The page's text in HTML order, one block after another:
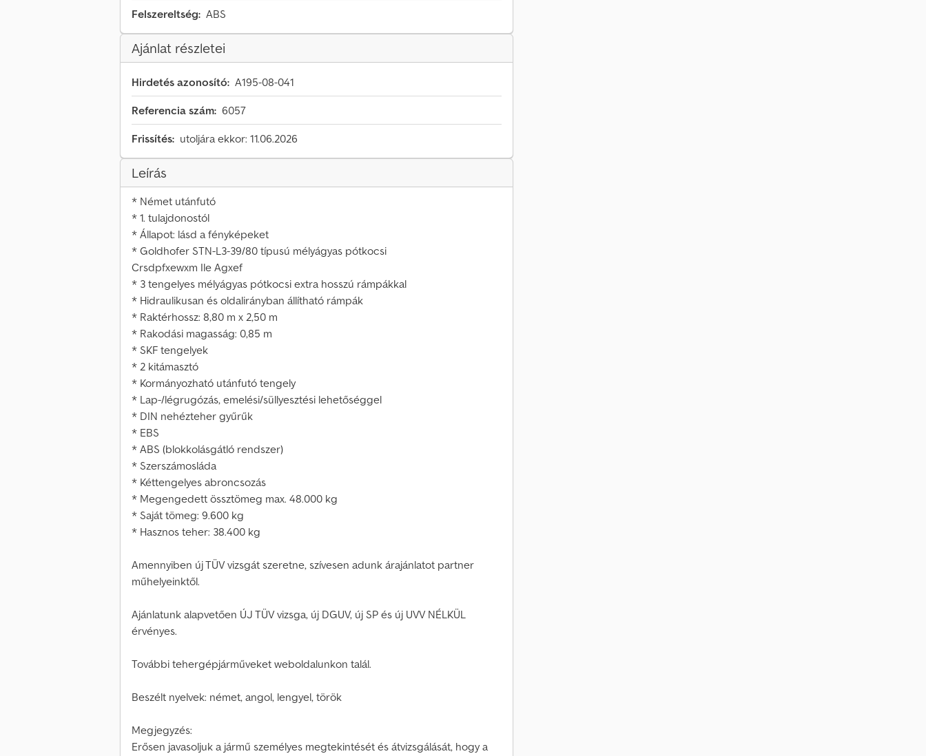
Felszereltség: ABS
Ajánlat részletei
Hirdetés azonosító: A195-08-041
Referencia szám: 6057
Frissítés: utoljára ekkor: 11.06.2026
Leírás
* Német utánfutó
* 1. tulajdonostól
* Állapot: lásd a fényképeket
* Goldhofer STN-L3-39/80 típusú mélyágyas pótkocsi
Crsdpfxewxm Ile Agxef
* 3 tengelyes mélyágyas pótkocsi extra hosszú rámpákkal
* Hidraulikusan és oldalirányban állítható rámpák
* Raktérhossz: 8,80 m x 2,50 m
* Rakodási magasság: 0,85 m
* SKF tengelyek
* 2 kitámasztó
* Kormányozható utánfutó tengely
* Lap-/légrugózás, emelési/süllyesztési lehetőséggel
* DIN nehézteher gyűrűk
* EBS
* ABS (blokkolásgátló rendszer)
* Szerszámosláda
* Kéttengelyes abroncsozás
* Megengedett össztömeg max. 48.000 kg
* Saját tömeg: 9.600 kg
* Hasznos teher: 38.400 kg
Amennyiben új TÜV vizsgát szeretne, szívesen adunk árajánlatot partner
műhelyeinktől.
Ajánlatunk alapvetően ÚJ TÜV vizsga, új DGUV, új SP és új UVV NÉLKÜL
érvényes.
További tehergépjárműveket weboldalunkon talál.
Beszélt nyelvek: német, angol, lengyel, török
Megjegyzés:
Erősen javasoljuk a jármű személyes megtekintését és átvizsgálását, hogy a